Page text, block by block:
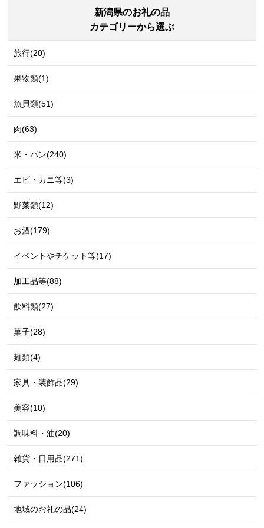
新潟県のお礼の品
カテゴリーから選ぶ
旅行(20)
果物類(1)
魚貝類(51)
肉(63)
米・パン(240)
エビ・カニ等(3)
野菜類(12)
お酒(179)
イベントやチケット等(17)
加工品等(88)
飲料類(27)
菓子(28)
麺類(4)
家具・装飾品(29)
美容(10)
調味料・油(20)
雑貨・日用品(271)
ファッション(106)
地域のお礼の品(24)